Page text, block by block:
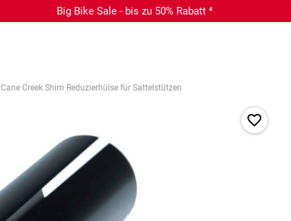
Big Bike Sale - bis zu 50% Rabatt ⁴
Cane Creek Shim Reduzierhülse für Sattelstützen